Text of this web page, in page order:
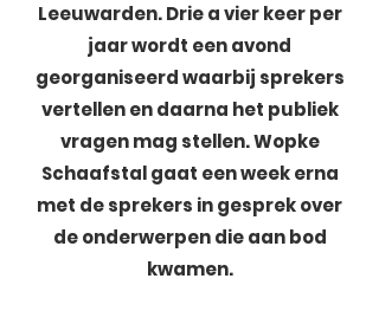
Leeuwarden. Drie a vier keer per
jaar wordt een avond
georganiseerd waarbij sprekers
vertellen en daarna het publiek
vragen mag stellen. Wopke
Schaafstal gaat een week erna
met de sprekers in gesprek over
de onderwerpen die aan bod
kwamen.